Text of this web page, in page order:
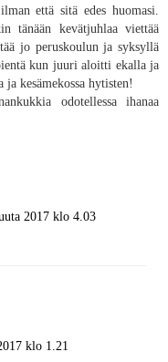
että sitä edes huomasi.
tänään kevätjuhlaa viettää
jo peruskoulun ja syksyllä
kun juuri aloitti ekalla ja
kesämekossa hytisten!
odotellessa ihanaa
2017 klo 4.03
klo 1.21